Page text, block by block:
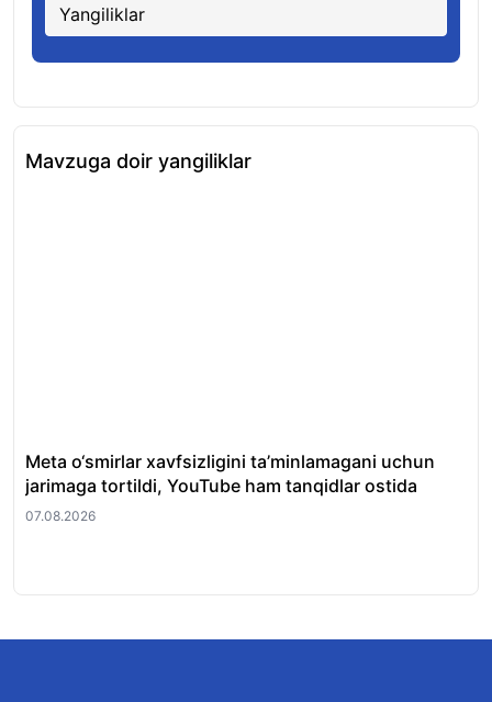
Yangiliklar
Mavzuga doir yangiliklar
Meta o‘smirlar xavfsizligini ta’minlamagani uchun
jarimaga tortildi, YouTube ham tanqidlar ostida
07.08.2026